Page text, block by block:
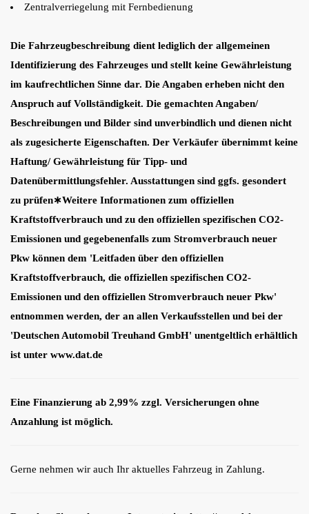
Zentralverriegelung mit Fernbedienung
Die Fahrzeugbeschreibung dient lediglich der allgemeinen
Identifizierung des Fahrzeuges und stellt keine Gewährleistung
im kaufrechtlichen Sinne dar. Die Angaben erheben nicht den
Anspruch auf Vollständigkeit. Die gemachten Angaben/
Beschreibungen und Bilder sind unverbindlich und dienen nicht
als zugesicherte Eigenschaften. Der Verkäufer übernimmt keine
Haftung/ Gewährleistung für Tipp- und
Datenübermittlungsfehler. Ausstattungen sind ggfs. gesondert
zu prüfen∗Weitere Informationen zum offiziellen
Kraftstoffverbrauch und zu den offiziellen spezifischen CO2-
Emissionen und gegebenenfalls zum Stromverbrauch neuer
Pkw können dem 'Leitfaden über den offiziellen
Kraftstoffverbrauch, die offiziellen spezifischen CO2-
Emissionen und den offiziellen Stromverbrauch neuer Pkw'
entnommen werden, der an allen Verkaufsstellen und bei der
'Deutschen Automobil Treuhand GmbH' unentgeltlich erhältlich
ist unter www.dat.de
Eine Finanzierung ab 2,99% zzgl. Versicherungen ohne
Anzahlung ist möglich.
Gerne nehmen wir auch Ihr aktuelles Fahrzeug in Zahlung.